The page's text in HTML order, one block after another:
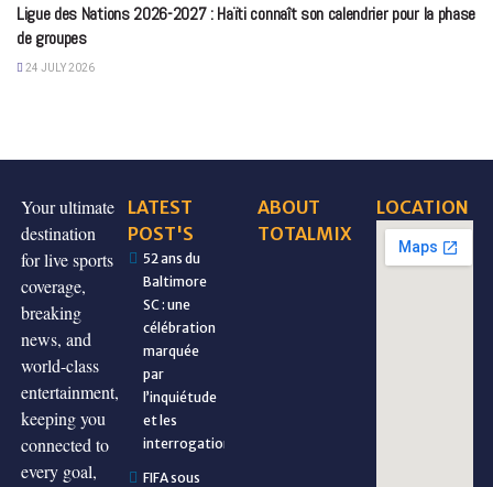
Ligue des Nations 2026-2027 : Haïti connaît son calendrier pour la phase
de groupes
24 JULY 2026
Your ultimate
destination
for live sports
coverage,
breaking
news, and
world-class
entertainment,
keeping you
connected to
every goal,
LATEST
POST'S
52 ans du
Baltimore
SC : une
célébration
marquée
par
l’inquiétude
et les
interrogations
FIFA sous
ABOUT
TOTALMIX
LOCATION